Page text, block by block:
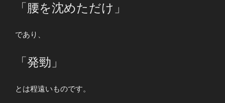
「腰を沈めただけ」
であり、
「発勁」
とは程遠いものです。